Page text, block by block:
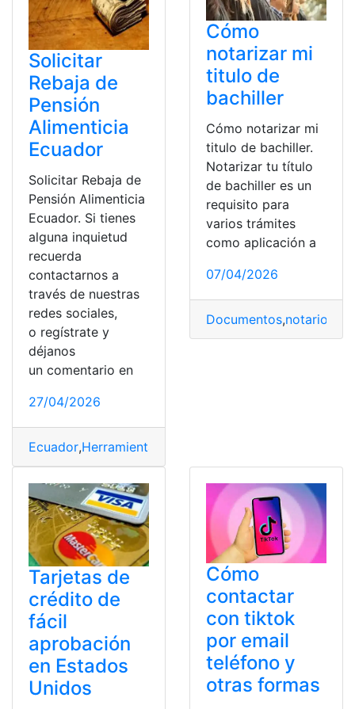
Solicitar
Rebaja de
Pensión
Alimenticia
Ecuador
Solicitar Rebaja de
Pensión Alimenticia
Ecuador. Si tienes
alguna inquietud
recuerda
contactarnos a
través de nuestras
redes sociales,
o regístrate y
déjanos
un comentario en
27/04/2026
Ecuador,Herramientas Ecuador
Cómo
notarizar mi
titulo de
bachiller
Cómo notarizar mi
titulo de bachiller.
Notarizar tu título
de bachiller es un
requisito para
varios trámites
como aplicación a
07/04/2026
Documentos,notarios
Tarjetas de
crédito de
fácil
aprobación
en Estados
Unidos
Cómo
contactar
con tiktok
por email
teléfono y
otras formas